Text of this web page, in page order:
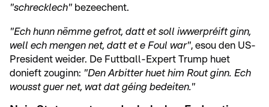
"schrecklech" bezeechent.
"Ech hunn nëmme gefrot, datt et soll iwwerpréift ginn,
well ech mengen net, datt et e Foul war", esou den US-
President weider. De Futtball-Expert Trump huet
donieft zouginn: "Den Arbitter huet him Rout ginn. Ech
wousst guer net, wat dat géing bedeiten."